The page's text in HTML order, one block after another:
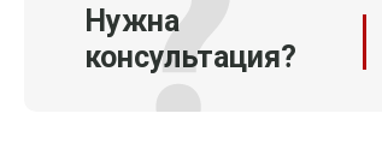
Нужна
консультация?